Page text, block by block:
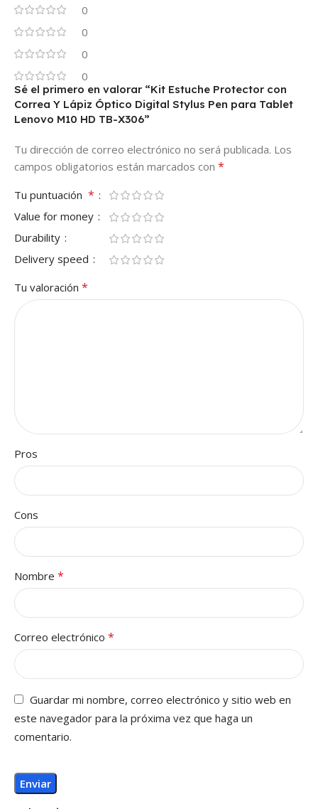
0
0
0
0
Sé el primero en valorar “Kit Estuche Protector con
Correa Y Lápiz Óptico Digital Stylus Pen para Tablet
Lenovo M10 HD TB-X306”
Tu dirección de correo electrónico no será publicada. Los
campos obligatorios están marcados con *
Tu puntuación *
Value for money
Durability
Delivery speed
Tu valoración *
Pros
Cons
Nombre *
Correo electrónico *
Guardar mi nombre, correo electrónico y sitio web en
este navegador para la próxima vez que haga un
comentario.